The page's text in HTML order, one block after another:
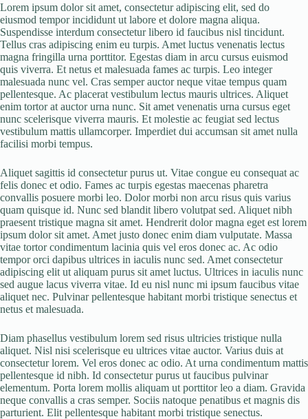
Lorem ipsum dolor sit amet, consectetur adipiscing elit, sed do
eiusmod tempor incididunt ut labore et dolore magna aliqua.
Suspendisse interdum consectetur libero id faucibus nisl tincidunt.
Tellus cras adipiscing enim eu turpis. Amet luctus venenatis lectus
magna fringilla urna porttitor. Egestas diam in arcu cursus euismod
quis viverra. Et netus et malesuada fames ac turpis. Leo integer
malesuada nunc vel. Cras semper auctor neque vitae tempus quam
pellentesque. Ac placerat vestibulum lectus mauris ultrices. Aliquet
enim tortor at auctor urna nunc. Sit amet venenatis urna cursus eget
nunc scelerisque viverra mauris. Et molestie ac feugiat sed lectus
vestibulum mattis ullamcorper. Imperdiet dui accumsan sit amet nulla
facilisi morbi tempus.
Aliquet sagittis id consectetur purus ut. Vitae congue eu consequat ac
felis donec et odio. Fames ac turpis egestas maecenas pharetra
convallis posuere morbi leo. Dolor morbi non arcu risus quis varius
quam quisque id. Nunc sed blandit libero volutpat sed. Aliquet nibh
praesent tristique magna sit amet. Hendrerit dolor magna eget est lorem
ipsum dolor sit amet. Amet justo donec enim diam vulputate. Massa
vitae tortor condimentum lacinia quis vel eros donec ac. Ac odio
tempor orci dapibus ultrices in iaculis nunc sed. Amet consectetur
adipiscing elit ut aliquam purus sit amet luctus. Ultrices in iaculis nunc
sed augue lacus viverra vitae. Id eu nisl nunc mi ipsum faucibus vitae
aliquet nec. Pulvinar pellentesque habitant morbi tristique senectus et
netus et malesuada.
Diam phasellus vestibulum lorem sed risus ultricies tristique nulla
aliquet. Nisl nisi scelerisque eu ultrices vitae auctor. Varius duis at
consectetur lorem. Vel eros donec ac odio. At urna condimentum mattis
pellentesque id nibh. Id consectetur purus ut faucibus pulvinar
elementum. Porta lorem mollis aliquam ut porttitor leo a diam. Gravida
neque convallis a cras semper. Sociis natoque penatibus et magnis dis
parturient. Elit pellentesque habitant morbi tristique senectus.